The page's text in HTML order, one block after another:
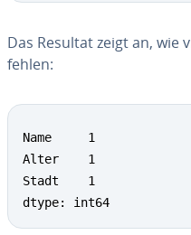
Das Resultat zeigt an, wie
fehlen:
Name     1
Alter    1
Stadt    1
dtype: int64